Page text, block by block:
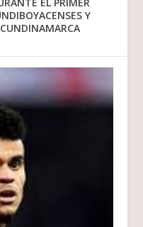
Y